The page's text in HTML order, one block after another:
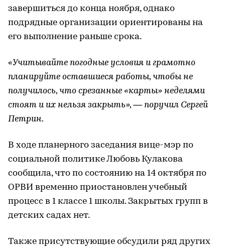
завершиться до конца ноября, однако
подрядные организации ориентированы на
его выполнение раньше срока.
«Учитывайте погодные условия и грамотно
планируйте оставшиеся работы, чтобы не
получилось, что срезанные «карты» неделями
стоят и их нельзя закрыть», — поручил Сергей
Петрин.
В ходе планерного заседания вице-мэр по
социальной политике Любовь Кулакова
сообщила, что по состоянию на 14 октября по
ОРВИ временно приостановлен учебный
процесс в 1 классе 1 школы. Закрытых групп в
детских садах нет.
Также присутствующие обсудили ряд других